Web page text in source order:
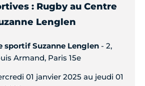
: Rugby au Centre
Lenglen
sportif Suzanne Lenglen- 2,
Armand, Paris 15e
01 janvier 2025 au jeudi 01